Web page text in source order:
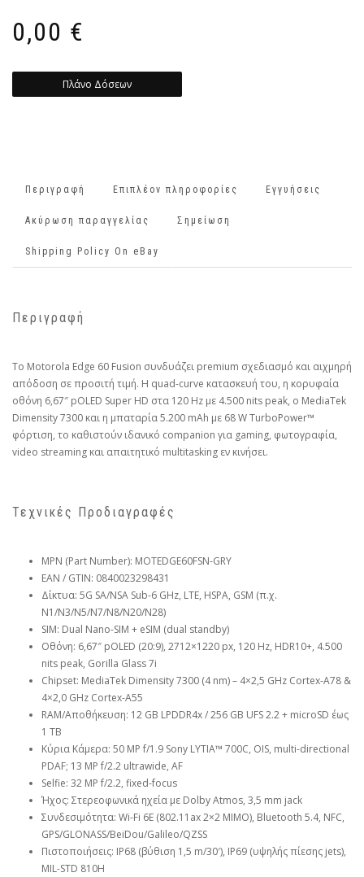
0,00 €
Πλάνο Δόσεων
Περιγραφή Επιπλέον πληροφορίες Εγγυήσεις
Ακύρωση παραγγελίας Σημείωση
Shipping Policy On eBay
Περιγραφή
Το Motorola Edge 60 Fusion συνδυάζει premium σχεδιασμό και αιχμηρή
απόδοση σε προσιτή τιμή. Η quad-curve κατασκευή του, η κορυφαία
οθόνη 6,67″ pOLED Super HD στα 120 Hz με 4.500 nits peak, ο MediaTek
Dimensity 7300 και η μπαταρία 5.200 mAh με 68 W TurboPower™
φόρτιση, το καθιστούν ιδανικό companion για gaming, φωτογραφία,
video streaming και απαιτητικό multitasking εν κινήσει.
Τεχνικές Προδιαγραφές
MPN (Part Number): MOTEDGE60FSN-GRY
EAN / GTIN: 0840023298431
Δίκτυα: 5G SA/NSA Sub-6 GHz, LTE, HSPA, GSM (π.χ.
N1/N3/N5/N7/N8/N20/N28)
SIM: Dual Nano-SIM + eSIM (dual standby)
Οθόνη: 6,67″ pOLED (20:9), 2712×1220 px, 120 Hz, HDR10+, 4.500
nits peak, Gorilla Glass 7i
Chipset: MediaTek Dimensity 7300 (4 nm) – 4×2,5 GHz Cortex-A78 &
4×2,0 GHz Cortex-A55
RAM/Αποθήκευση: 12 GB LPDDR4x / 256 GB UFS 2.2 + microSD έως
1 TB
Κύρια Κάμερα: 50 MP f/1.9 Sony LYTIA™ 700C, OIS, multi-directional
PDAF; 13 MP f/2.2 ultrawide, AF
Selfie: 32 MP f/2.2, fixed-focus
Ήχος: Στερεοφωνικά ηχεία με Dolby Atmos, 3,5 mm jack
Συνδεσιμότητα: Wi-Fi 6E (802.11ax 2×2 MIMO), Bluetooth 5.4, NFC,
GPS/GLONASS/BeiDou/Galileo/QZSS
Πιστοποιήσεις: IP68 (βύθιση 1,5 m/30′), IP69 (υψηλής πίεσης jets),
MIL-STD 810H